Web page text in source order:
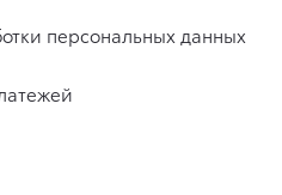
персональных данных